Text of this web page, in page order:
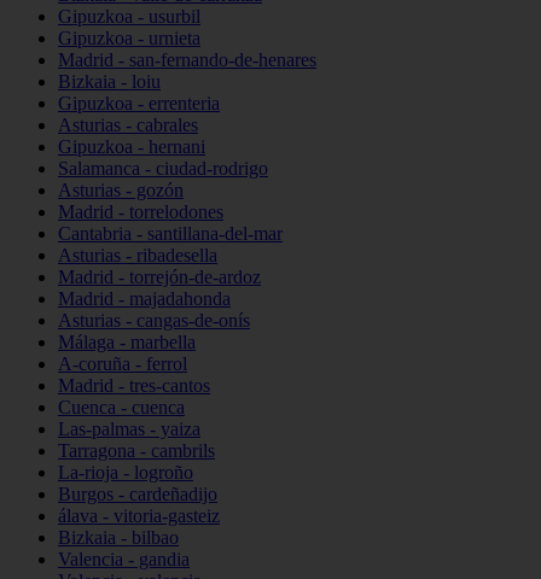
Gipuzkoa - usurbil
Gipuzkoa - urnieta
Madrid - san-fernando-de-henares
Bizkaia - loiu
Gipuzkoa - errenteria
Asturias - cabrales
Gipuzkoa - hernani
Salamanca - ciudad-rodrigo
Asturias - gozón
Madrid - torrelodones
Cantabria - santillana-del-mar
Asturias - ribadesella
Madrid - torrejón-de-ardoz
Madrid - majadahonda
Asturias - cangas-de-onís
Málaga - marbella
A-coruña - ferrol
Madrid - tres-cantos
Cuenca - cuenca
Las-palmas - yaiza
Tarragona - cambrils
La-rioja - logroño
Burgos - cardeñadijo
álava - vitoria-gasteiz
Bizkaia - bilbao
Valencia - gandia